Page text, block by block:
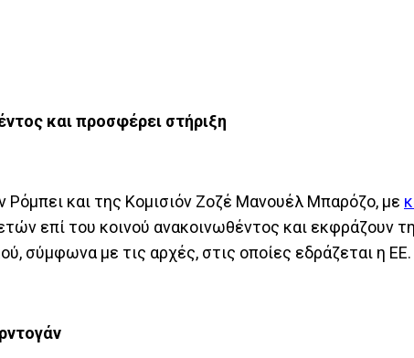
και προσφέρει στήριξη
και της Κομισιόν Ζοζέ Μανουέλ Μπαρόζο, με
επί του κοινού ανακοινωθέντος και εκφράζουν
σύμφωνα με τις αρχές, στις οποίες εδράζεται η ΕΕ.